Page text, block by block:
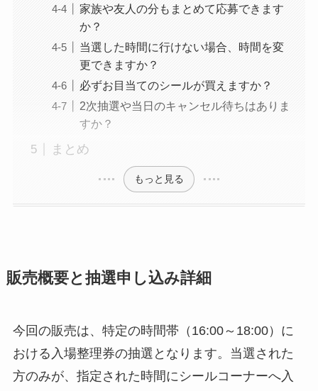
家族や友人の分もまとめて応募できます
か？
当選した時間に行けない場合、時間を変
更できますか？
必ずお目当てのシールが買えますか？
2次抽選や当日のキャンセル待ちはありま
すか？
まとめ
もっと見る
販売概要と抽選申し込み詳細
今回の販売は、特定の時間帯（16:00～18:00）に
おける入場整理券の抽選となります。当選された
方のみが、指定された時間にシールコーナーへ入